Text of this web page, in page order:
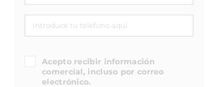
Acepto recibir información
comercial, incluso por correo
electrónico.